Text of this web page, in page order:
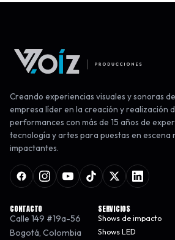
Creando experiencias visuales y sonoras
empresa líder en la creación y realización
performances con más de 15 años de
tecnología y artes para puestas en escena
impactantes.
CONTACTO
Calle 149 #19a-56
Bogotá, Colombia
SERVICIOS
Shows de impacto
Shows LED